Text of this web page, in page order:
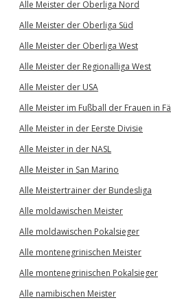
Alle Meister der Oberliga Nord
Alle Meister der Oberliga Süd
Alle Meister der Oberliga West
Alle Meister der Regionalliga West
Alle Meister der USA
Alle Meister im Fußball der Frauen in
Alle Meister in der Eerste Divisie
Alle Meister in der NASL
Alle Meister in San Marino
Alle Meistertrainer der Bundesliga
Alle moldawischen Meister
Alle moldawischen Pokalsieger
Alle montenegrinischen Meister
Alle montenegrinischen Pokalsieger
Alle namibischen Meister